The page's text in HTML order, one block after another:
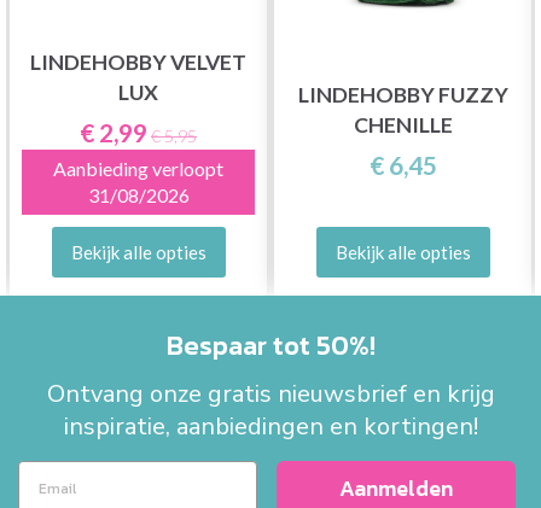
LINDEHOBBY VELVET
LUX
€ 2,99 € 5,95
Aanbieding verloopt
31/08/2026
Bekijk alle opties
LINDEHOBBY FUZZY
CHENILLE
€ 6,45
Bekijk alle opties
Bespaar tot 50%!
Ontvang onze gratis nieuwsbrief en krijg
inspiratie, aanbiedingen en kortingen!
Aanmelden